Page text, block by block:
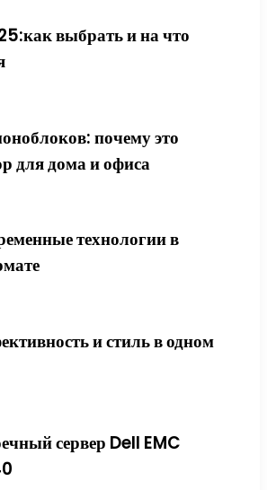
выбрать и на что
почему это
для дома и офиса
технологии в
и стиль в одном
сервер Dell EMC